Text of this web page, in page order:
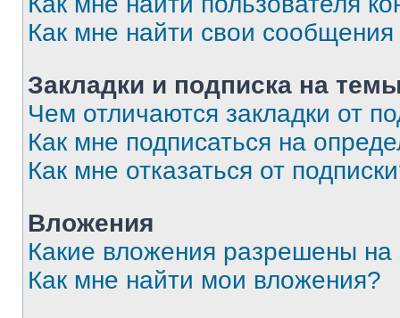
Как мне найти свои
Закладки и подписка на
Чем отличаются закладки от
Как мне подписаться на
Как мне отказаться от
Вложения
Какие вложения разрешены
Как мне найти мои вложения?